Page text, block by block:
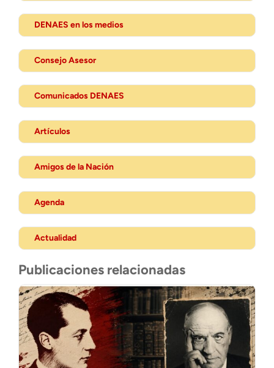
DENAES en los medios
Consejo Asesor
Comunicados DENAES
Artículos
Amigos de la Nación
Agenda
Actualidad
Publicaciones relacionadas